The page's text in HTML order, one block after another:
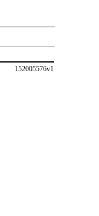
152005576v1